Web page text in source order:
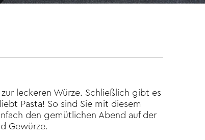
leckeren Würze. Schließlich gibt es
Pasta! So sind Sie mit diesem
den gemütlichen Abend auf der
Gewürze.